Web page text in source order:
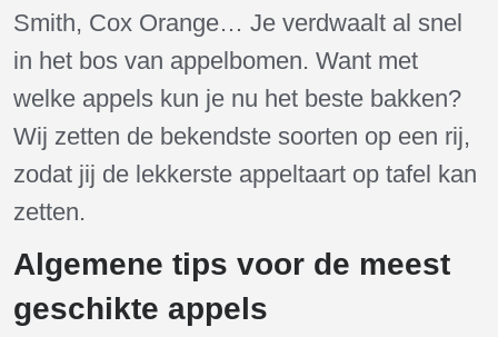
Smith, Cox Orange… Je verdwaalt al snel
in het bos van appelbomen. Want met
welke appels kun je nu het beste bakken?
Wij zetten de bekendste soorten op een rij,
zodat jij de lekkerste appeltaart op tafel kan
zetten.
Algemene tips voor de meest
geschikte appels